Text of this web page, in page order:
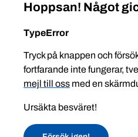
Hoppsan! Något
TypeError
Tryck på knappen och
fortfarande inte fungerar,
mejl till oss med en
Ursäkta besväret!